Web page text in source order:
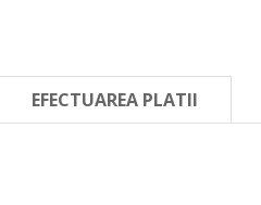
EFECTUAREA PLATII